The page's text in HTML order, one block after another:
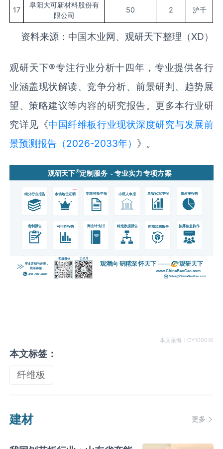
17
阜阳大可新材料股份有
限公司
50 2 沪千
资料来源：中国木业网、观研天下整理（XD）
观研天下®专注行业分析十四年，专业提供各行
业涵盖现状解读、竞争分析、前景研判、趋势展
望、策略建议等内容的研究报告。更多本行业研
究详见《中国纤维板行业现状深度研究与发展前
景预测报告（2026-2033年） 》。
本文采编：CY100016
本文标签：
纤维板
建材 更多